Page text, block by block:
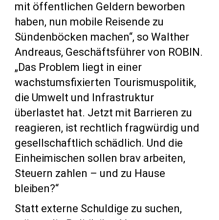
mit öffentlichen Geldern beworben
haben, nun mobile Reisende zu
Sündenböcken machen“, so Walther
Andreaus, Geschäftsführer von ROBIN.
„Das Problem liegt in einer
wachstumsfixierten Tourismuspolitik,
die Umwelt und Infrastruktur
überlastet hat. Jetzt mit Barrieren zu
reagieren, ist rechtlich fragwürdig und
gesellschaftlich schädlich. Und die
Einheimischen sollen brav arbeiten,
Steuern zahlen – und zu Hause
bleiben?“
Statt externe Schuldige zu suchen,